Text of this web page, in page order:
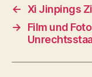
← Xi Jinpings
→
Film und